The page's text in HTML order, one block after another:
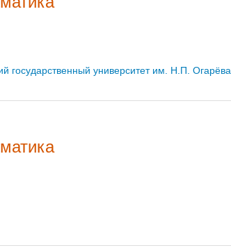
государственный университет им. Н.П. Огарёва